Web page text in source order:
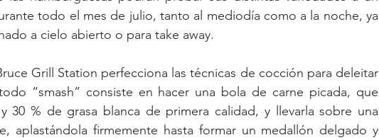
todo el mes de julio, tanto al mediodía como a la noche, ya
a cielo abierto o para take away.
Grill Station perfecciona las técnicas de cocción para deleitar
“smash” consiste en hacer una bola de carne picada, que
30 % de grasa blanca de primera calidad, y llevarla sobre una
aplastándola firmemente hasta formar un medallón delgado y